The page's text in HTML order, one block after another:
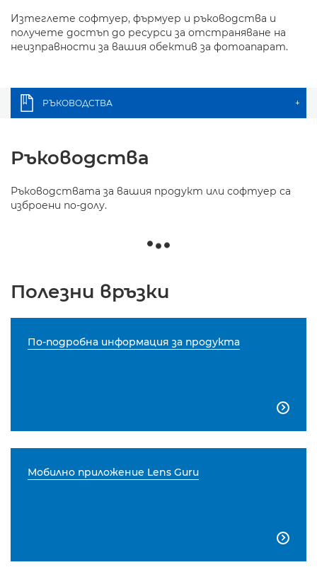
Изтеглете софтуер, фърмуер и ръководства и
получете достъп до ресурси за отстраняване на
неизправности за вашия обектив за фотоапарат.
РЪКОВОДСТВА +
Ръководства
Ръководствата за вашия продукт или софтуер са
изброени по-долу.
Полезни връзки
По-подробна информация за продукта

Мобилно приложение Lens Guru
